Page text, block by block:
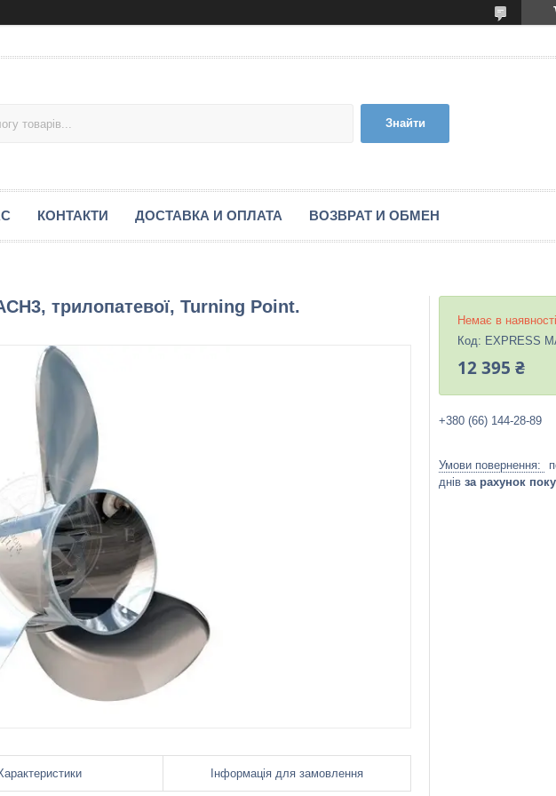
Знайти
КОНТАКТИ ДОСТАВКА И ОПЛАТА ВОЗВРАТ И ОБМЕН
трилопатевої, Turning Point.
Інформація для замовлення
Немає в наявності
Код: EXPRESS
12 395 ₴
+380 (66) 144-28-89
днів за рахунок